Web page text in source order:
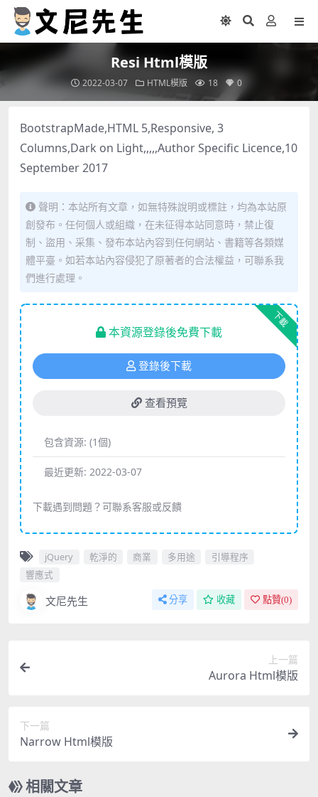
Resi Html模版
2022-03-07 HTML模版 18 0
BootstrapMade,HTML 5,Responsive, 3
Columns,Dark on Light,,,,,Author Specific Licence,10
September 2017
聲明：本站所有文章，如無特殊說明或標註，均為本站原
創發布。任何個人或組織，在未征得本站同意時，禁止復
制、盜用、采集、發布本站內容到任何網站、書籍等各類媒
體平臺。如若本站內容侵犯了原著者的合法權益，可聯系我
們進行處理。
下載
本資源登錄後免費下載
登錄後下載
查看預覽
包含資源: (1個)
最近更新: 2022-03-07
下載遇到問題？可聯系客服或反饋
jQuery 乾淨的 商業 多用途
引導程序
響應式
文尼先生 分享 收藏 點贊(0)
上一篇
Aurora Html模版
下一篇
Narrow Html模版
相關文章